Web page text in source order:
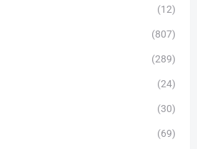
(12)
(807)
(289)
(24)
(30)
(69)